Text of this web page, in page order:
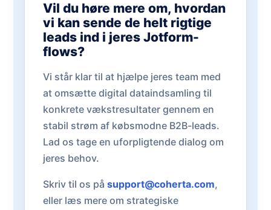
Vil du høre mere om, hvordan
vi kan sende de helt rigtige
leads ind i jeres Jotform-
flows?
Vi står klar til at hjælpe jeres team med
at omsætte digital dataindsamling til
konkrete vækstresultater gennem en
stabil strøm af købsmodne B2B-leads.
Lad os tage en uforpligtende dialog om
jeres behov.
Skriv til os på support@coherta.com,
eller læs mere om strategiske